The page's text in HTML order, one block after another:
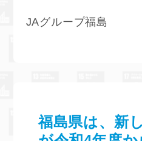
JAグループ福島
福島県は、新